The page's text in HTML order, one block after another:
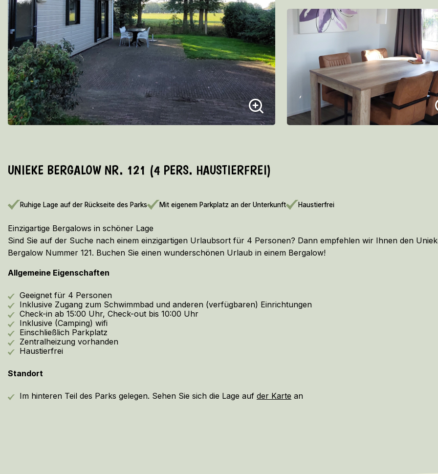
UNIEKE BERGALOW NR. 121 (4 PERS. HAUSTIERFREI)
Ruhige Lage auf der Rückseite des Parks Mit eigenem Parkplatz an der Unterkunft Haustierfrei
Einzigartige Bergalows in schöner Lage
Sind Sie auf der Suche nach einem einzigartigen Urlaubsort für 4 Personen? Dann empfehlen wir Ihnen den
Bergalow Nummer 121. Buchen Sie einen wunderschönen Urlaub in einem Bergalow!
Allgemeine Eigenschaften
Geeignet für 4 Personen
Inklusive Zugang zum Schwimmbad und anderen (verfügbaren) Einrichtungen
Check-in ab 15:00 Uhr, Check-out bis 10:00 Uhr
Inklusive (Camping) wifi
Einschließlich Parkplatz
Zentralheizung vorhanden
Haustierfrei
Standort
Im hinteren Teil des Parks gelegen. Sehen Sie sich die Lage auf der Karte an